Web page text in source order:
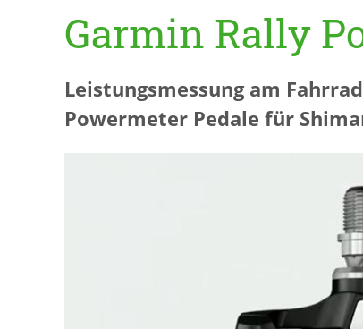
Garmin Rally
Leistungsmessung am
Powermeter Pedale für